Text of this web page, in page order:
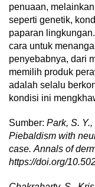
penuaan,
seperti genetik,
paparan
cara untuk
penyebabnya, dari
memilih produk
adalah selalu
kondisi ini
Sumber: Park, S.
Piebaldism with
case. Annals of
https://doi.org/